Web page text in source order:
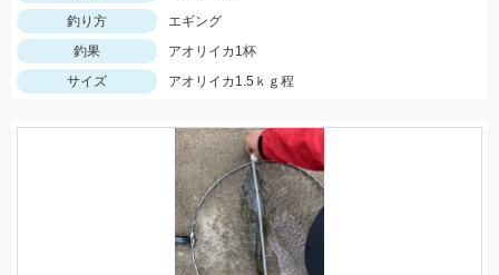
釣り方
エギング
釣果
アオリイカ1杯
サイズ
アオリイカ1.5ｋｇ程